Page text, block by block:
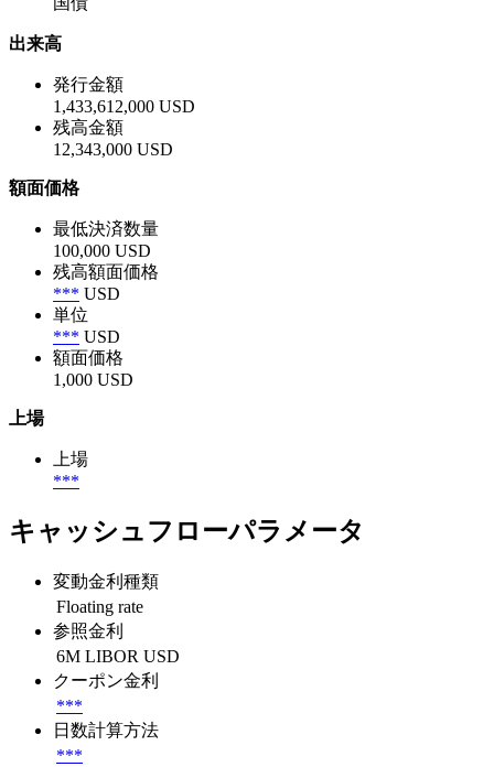
出来高
発行金額
1,433,612,000 USD
残高金額
12,343,000 USD
額面価格
最低決済数量
100,000 USD
残高額面価格
*** USD
単位
*** USD
額面価格
1,000 USD
上場
上場
***
キャッシュフローパラメータ
変動金利種類
Floating rate
参照金利
6M LIBOR USD
クーポン金利
***
日数計算方法
***